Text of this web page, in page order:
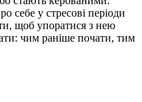
себе у стресові періоди
щоб упоратися з нею
чим раніше почати, тим